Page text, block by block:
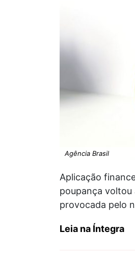
Agência Brasil
Aplicação
poupança voltou
provocada pelo
Leia na Íntegra